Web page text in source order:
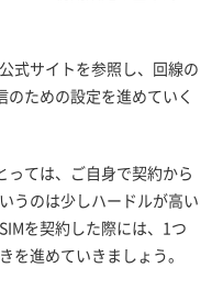
式サイトを参照し、回線の
ための設定を進めていく
っては、ご自身で契約から
うのは少しハードルが高い
を契約した際には、1つ
を進めていきましょう。